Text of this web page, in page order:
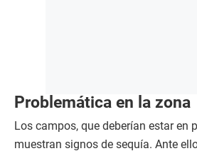
Problemática en la zona
Los campos, que deberían estar en
muestran signos de sequía. Ante